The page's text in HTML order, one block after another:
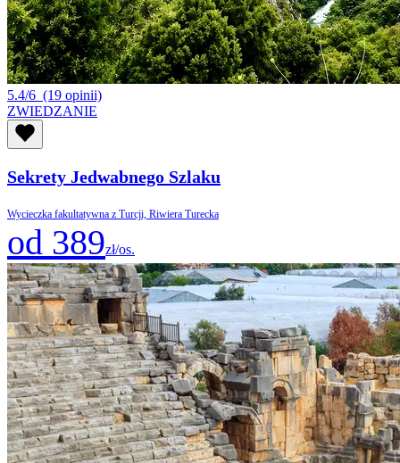
5.4/6 (19 opinii)
ZWIEDZANIE
Sekrety Jedwabnego Szlaku
Wycieczka fakultatywna z Turcji, Riwiera Turecka
od 389zł/os.